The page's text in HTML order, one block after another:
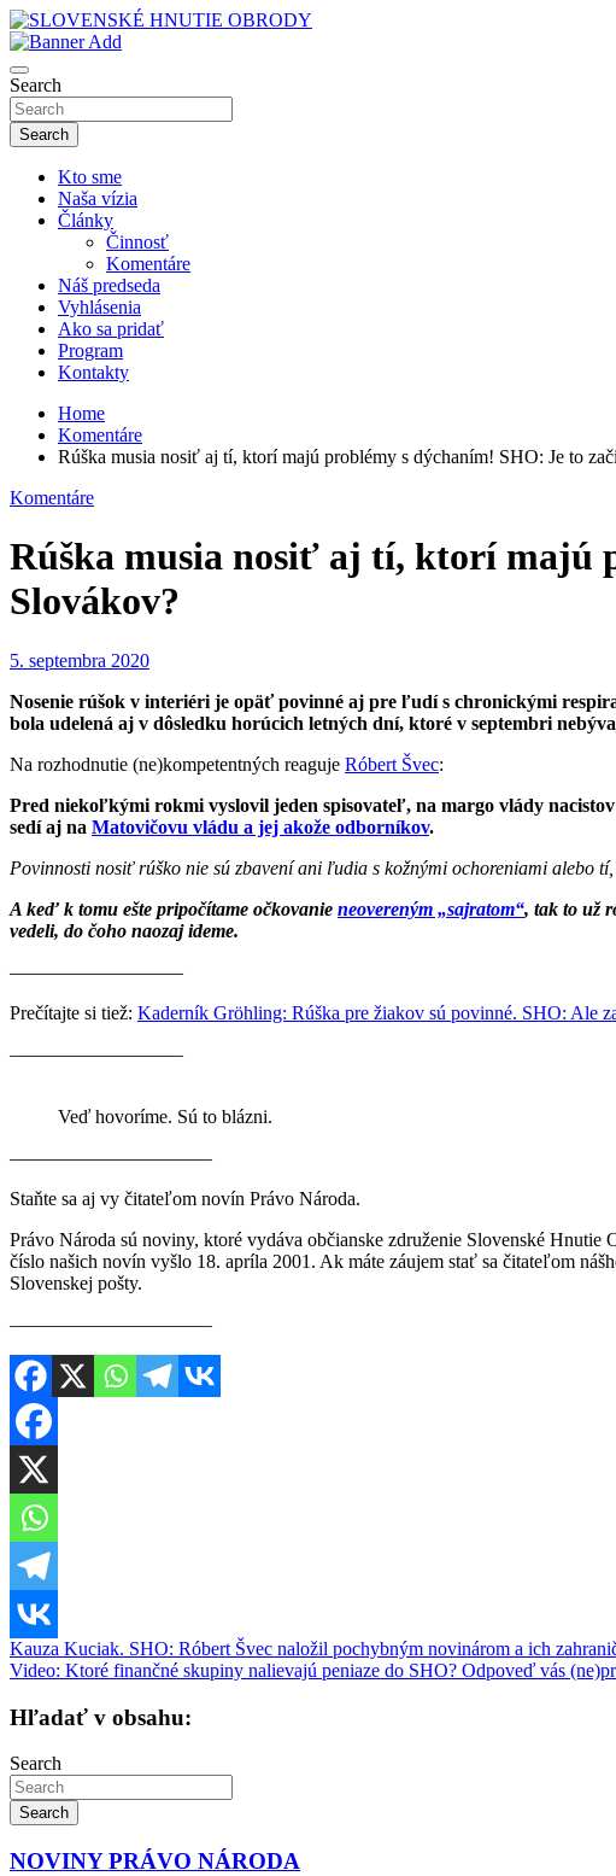
Skip
to
content
SLOVENSKÉ HNUTIE OBRODY
Search
Search
Kto sme
Naša vízia
Články
Činnosť
Komentáre
Náš predseda
Vyhlásenia
Ako sa pridať
Program
Kontakty
Home
Komentáre
Rúška musia nosiť aj tí, ktorí majú problémy s dýchaním! SHO: Je to
Komentáre
Rúška musia nosiť aj tí, ktorí majú
Slovákov?
5. septembra 2020
Nosenie rúšok v interiéri je opäť povinné aj pre ľudí s chronickými
bola udelená aj v dôsledku horúcich letných dní, ktoré v septembri
Na rozhodnutie (ne)kompetentných reaguje Róbert Švec:
Pred niekoľkými rokmi vyslovil jeden spisovateľ, na margo vlády
sedí aj na Matovičovu vládu a jej akože odborníkov.
Povinnosti nosiť rúško nie sú zbavení ani ľudia s kožnými ochoreniami alebo
A keď k tomu ešte pripočítame očkovanie neovereným „sajratom“, tak to už
vedeli, do čoho naozaj ideme.
—————————
Prečítajte si tiež: Kaderník Gröhling: Rúška pre žiakov sú povinné. SHO: Ale
—————————
Veď hovoríme. Sú to blázni.
————————–——
Staňte sa aj vy čitateľom novín Právo Národa.
Právo Národa sú noviny, ktoré vydáva občianske združenie Slovenské
číslo našich novín vyšlo 18. apríla 2001. Ak máte záujem stať sa čitateľom
Slovenskej pošty.
————————–——
Navigácia
v
článku
Kauza Kuciak. SHO: Róbert Švec naložil pochybným novinárom a ich
Video: Ktoré finančné skupiny nalievajú peniaze do SHO? Odpoveď vás
Hľadať v obsahu:
Search
Search
NOVINY PRÁVO NÁRODA